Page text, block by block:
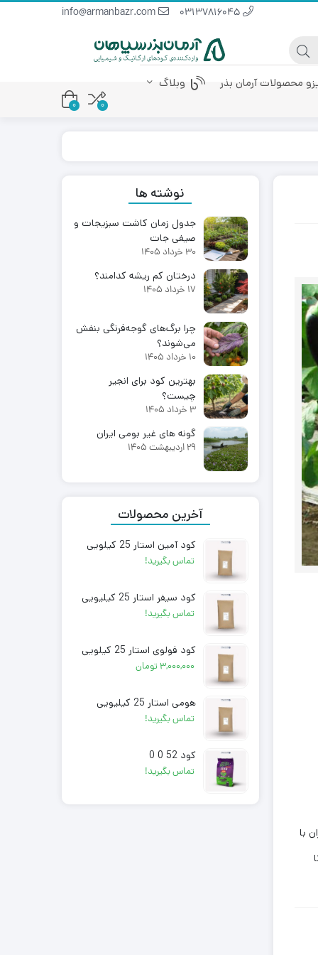
محصولات آرمان بذر وبلاگ
0
0
با
نوشته ها
جدول زمان کاشت سبزیجات و
صیفی جات
30 خرداد 1405
درختان کم ریشه کدامند؟
17 خرداد 1405
چرا برگ‌های گوجه‌فرنگی بنفش
می‌شوند؟
10 خرداد 1405
بهترین کود برای انجیر
چیست؟
3 خرداد 1405
گونه های غیر بومی ایران
29 اردیبهشت 1405
آخرین محصولات
کود آمین استار 25 کیلویی
تماس بگیرید!
کود سیفر استار 25 کیلیویی
تماس بگیرید!
کود فولوی استار 25 کیلویی
۳,۰۰۰,۰۰۰ تومان
هومی استار 25 کیلیویی
تماس بگیرید!
کود 52 0 0
تماس بگیرید!